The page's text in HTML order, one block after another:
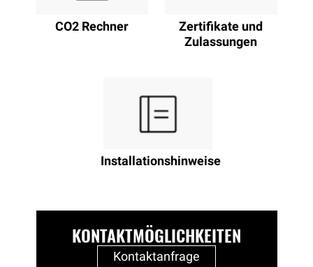
CO2 Rechner
Zertifikate und
Zulassungen
Installationshinweise
KONTAKTMÖGLICHKEITEN
Kontaktanfrage